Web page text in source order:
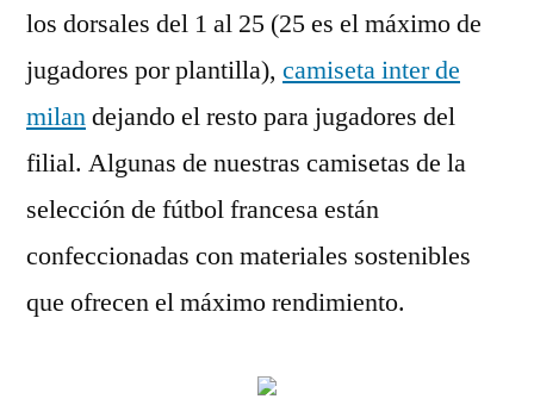
los dorsales del 1 al 25 (25 es el máximo de
jugadores por plantilla), camiseta inter de
milandejando el resto para jugadores del
filial. Algunas de nuestras camisetas de la
selección de fútbol francesa están
confeccionadas con materiales sostenibles
que ofrecen el máximo rendimiento.